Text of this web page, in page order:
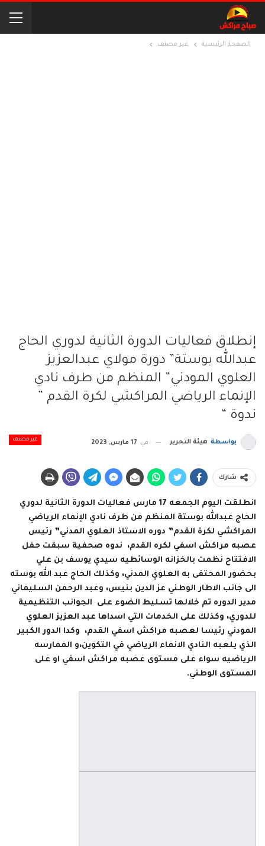
الصفحة الرئيسية غير مصنف
إنطلاق فعاليات الدورة الثانية لدوري الحاج
عبدالله بوستة” دورة مولاي عبدالعزيز
العلوي المودني” المنظم من طرف نادي
الإنماء الرياضي المراكشي لكرة القدم ”
ندوة “
غير مصنف بواسطة هيئة التحرير في 17 مارس, 2023
شارك
انطلقت اليوم الجمعه 17 مارس فعاليات الدورة الثانية لدوري
الحاج عبدالله بوستة المنظم من طرف نادي الإنماء الرياضي
المراكشي لكرة القدم” دوره الاستاذ العلوي المدني” رئيس
عصبه مراكش اسفي لكره القدم، ندوه صحفية سبقت حفل
الافتتاح نظمت بالخزانه الوسائطيه سيدي يوسف بن علي
بحضور المحتفى به العلوي المدني، وكذلك الحاج عبد الله بوسته
الى جانب الاطار الوطني عز الدين بنيس، وعبد الرحمن السليماني
مدير الدوره تم خلالها تسليط الضوء على الجوانب التنظيمية
للدوري، وكذلك على الخدمات التي اسداها عبد العزيز العلوي
المودني رئيسا لعصبه مراكش اسفي القدم، وكدا الدور الكبير
الذي يلعبه النادي الانماء الرياضي في التكوين،و الممارسه
الرياضيه سواء على مستوى عصبه مراكش اسفي او على
المستوى الوطني.